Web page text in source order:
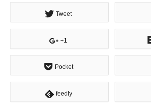
Tweet
+1
Pocket
feedly